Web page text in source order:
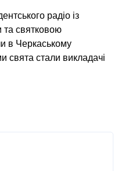
радіо із
та святковою
в Черкаському
свята стали викладачі